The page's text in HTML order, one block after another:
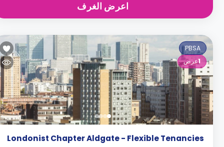
اعرض الغرف
PBSA
1 عرض
Londonist Chapter Aldgate - Flexible Tenancies